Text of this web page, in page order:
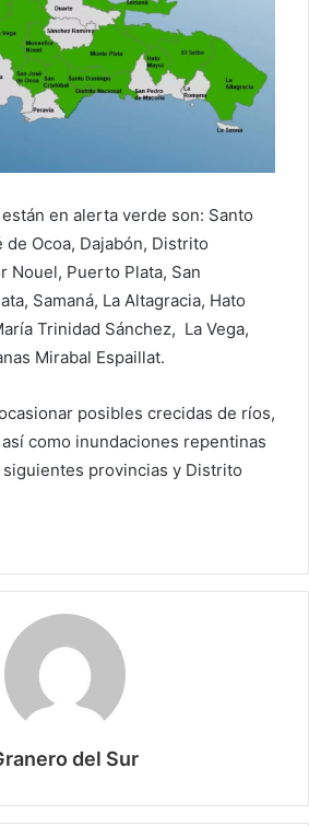
en alerta verde son: Santo
de Ocoa, Dajabón, Distrito
Nouel, Puerto Plata, San
Samaná, La Altagracia, Hato
Trinidad Sánchez, La Vega,
Mirabal Espaillat.
posibles crecidas de ríos,
como inundaciones repentinas
siguientes provincias y Distrito
del Sur